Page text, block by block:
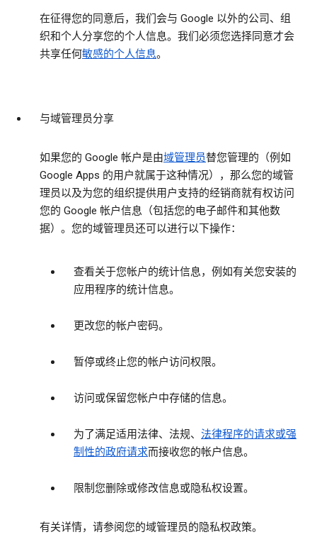
在征得您的同意后，我们会与 Google 以外的公司、组
织和个人分享您的个人信息。我们必须您选择同意才会
共享任何敏感的个人信息。
与域管理员分享
如果您的 Google 帐户是由域管理员替您管理的（例如
Google Apps 的用户就属于这种情况），那么您的域管
理员以及为您的组织提供用户支持的经销商就有权访问
您的 Google 帐户信息（包括您的电子邮件和其他数
据）。您的域管理员还可以进行以下操作：
查看关于您帐户的统计信息，例如有关您安装的
应用程序的统计信息。
更改您的帐户密码。
暂停或终止您的帐户访问权限。
访问或保留您帐户中存储的信息。
为了满足适用法律、法规、 法律程序的请求或强
制性的政府请求而接收您的帐户信息。
限制您删除或修改信息或隐私权设置。
有关详情，请参阅您的域管理员的隐私权政策。